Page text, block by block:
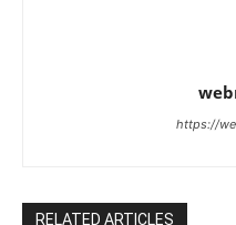
https://
RELATED ARTICLES